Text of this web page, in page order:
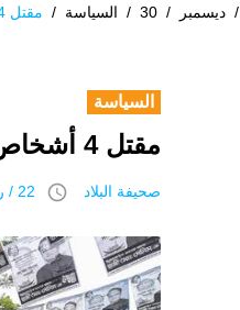
/ ديسمبر /
30
/ السياسة / مقتل 4 أشخاص خلال انتخابات بنجلاديش البرلمانية
السياسة
مقتل 4 أشخاص خلال انتخابات بنجلاديش البرلمانية
صحيفة البلاد access_time 22 / ربيع الآخر / 1440 هـ 30 ديسمبر 2018